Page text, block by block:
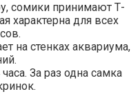
сомики принимают Т-
характерна для всех
на стенках аквариума,
За раз одна самка